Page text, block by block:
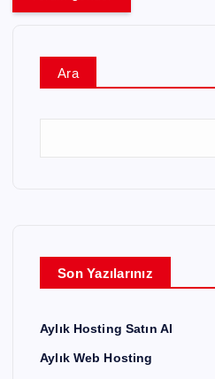
Ara
Son Yazılarınız
Aylık Hosting Satın Al
Aylık Web Hosting